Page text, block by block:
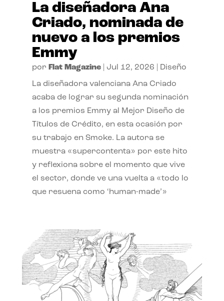
La diseñadora Ana
Criado, nominada de
nuevo a los premios
Emmy
por Flat Magazine| Jul 12, 2026 Diseño
La diseñadora valenciana Ana Criado
acaba de lograr su segunda nominación
a los premios Emmy al Mejor Diseño de
Títulos de Crédito, en esta ocasión por
su trabajo en Smoke. La autora se
muestra «supercontenta» por este hito
y reflexiona sobre el momento que vive
el sector, donde ve una vuelta a «todo lo
que resuena como ‘human-made’»